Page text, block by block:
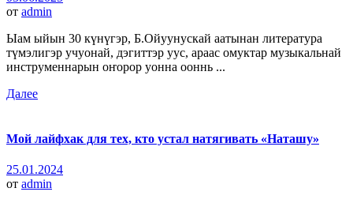
от admin
Ыам ыйын 30 күнүгэр, Б.Ойуунускай аатынан литература
түмэлигэр учуонай, дэгиттэр уус, араас омуктар музыкальнай
инструменнарын оҥорор уонна ооннь ...
Далее
Мой лайфхак для тех, кто устал натягивать «Наташу»
25.01.2024
от admin